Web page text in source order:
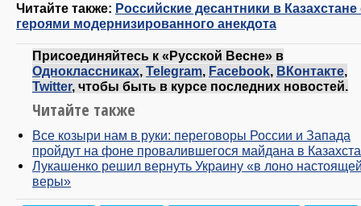
Читайте также: Российские десантники в Казахстане
героями модернизированного анекдота
Присоединяйтесь к «Русской Весне» в
Одноклассниках, Telegram, Facebook, ВКонтакте,
Twitter, чтобы быть в курсе последних новостей.
Читайте также
Все козыри нам в руки: переговоры России и Запада
пройдут на фоне провалившегося майдана в
Лукашенко решил вернуть Украину «в лоно
веры»